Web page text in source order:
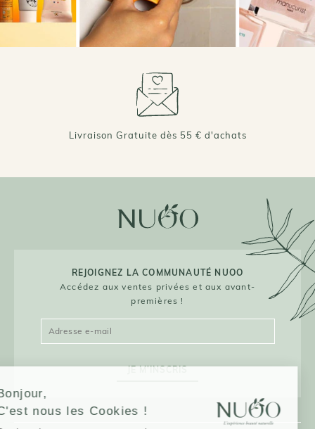
Livraison Gratuite dès 55 € d'achats
REJOIGNEZ LA COMMUNAUTÉ NUOO
Accédez aux ventes privées et aux avant-
premières !
JE M'INSCRIS
Bonjour,
C'est nous les Cookies !